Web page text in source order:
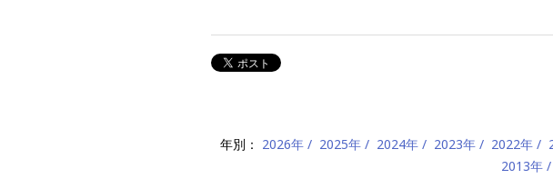
年別： 2026年 2025年 2024年 2023年 2022年
2013年